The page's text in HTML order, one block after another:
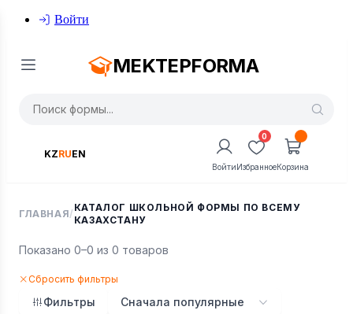
Войти
MEKTEPFORMA
KZRUEN
Войти
0
ИзбранноеКорзина
ГЛАВНАЯ/
КАТАЛОГ ШКОЛЬНОЙ ФОРМЫ ПО ВСЕМУ
КАЗАХСТАНУ
Показано 0–0 из 0 товаров
Сбросить фильтры
Фильтры Сначала популярные